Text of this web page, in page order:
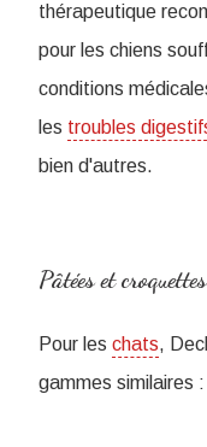
thérapeutique
pour les chiens
conditions
les troubles
bien d'autres.
Pâtées et
Pour les chats,
gammes similaires :